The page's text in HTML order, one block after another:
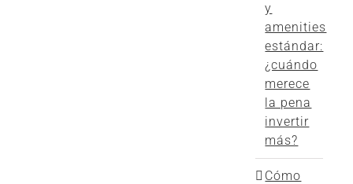
y
amenities
estándar:
¿cuándo
merece
la pena
invertir
más?
Cómo